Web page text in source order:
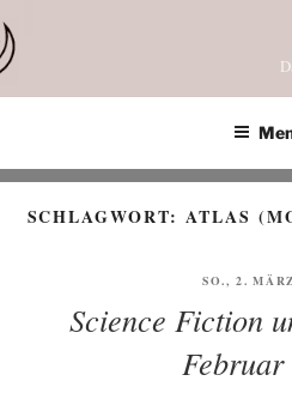
Inhalt
springen
SCHLAGWORT:ATLAS
SO., 2.
Science Fiction